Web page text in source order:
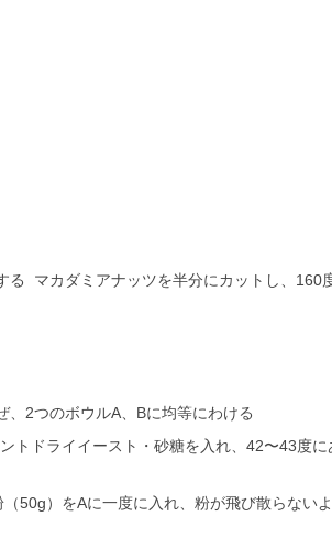
る マカダミアナッツを半分にカットし、160
、2つのボウルA、Bに均等にわける
トドライイースト・砂糖を入れ、42〜43度
50g）をAに一度に入れ、粉が飛び散らない